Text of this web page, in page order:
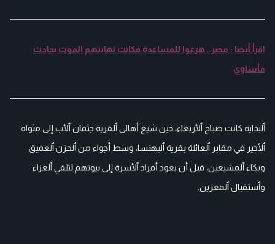
اقرأ أيضا : مصر.. هرعوا للمساعدة فكانت نهايتهم الموت بحادث
مأساوي
ٱلبداية كانت صباح ٱلأربعاء، حين شيع أهالي ٱلقرية جثمان ٱلأب إلى مثواه
ٱلأخير في مقابر ٱلعائلة بقرية ٱلبهنسا، وسط أجواء من ٱلحزن ٱلعميق
وبكاء ٱلمشيعين، قبل أن يعود أفراد ٱلأسرة إلى بيوتهم لتلقي ٱلعزاء
وٱستقبال ٱلمعزين.